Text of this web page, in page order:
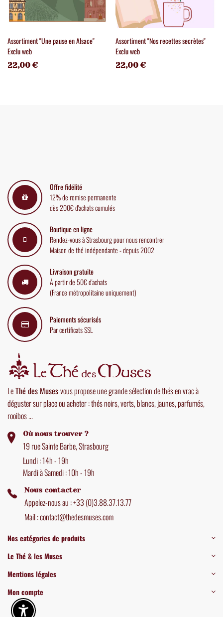
Assortiment "Une pause en Alsace"
Exclu web
22,00 €
Assortiment "Nos recettes secrètes"
Exclu web
22,00 €
Offre fidélité
12% de remise permanente
dès 200€ d'achats cumulés
Boutique en ligne
Rendez-vous à Strasbourg pour nous rencontrer
Maison de thé indépendante - depuis 2002
Livraison gratuite
À partir de 50€ d'achats
(France métropolitaine uniquement)
Paiements sécurisés
Par certificats SSL
LeThé des Musesvous propose une grande sélection de thés en vrac à
déguster sur place ou acheter : thés noirs, verts, blancs, jaunes, parfumés,
rooibos ...
Où nous trouver ?
19 rue Sainte Barbe, Strasbourg
Lundi : 14h - 19h
Mardi à Samedi : 10h - 19h
Nous contacter
Appelez-nous au : +33 (0)3.88.37.13.77
Mail : contact@thedesmuses.com
Nos catégories de produits
Le Thé & les Muses
Mentions légales
Mon compte